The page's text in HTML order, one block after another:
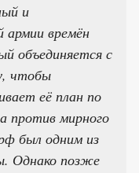
и
армии времён
объединяется с
чтобы
её план по
против мирного
был одним из
Однако позже